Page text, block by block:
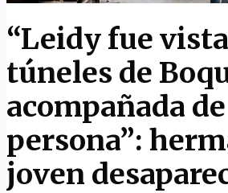
“Leidy fue
túneles de
acompañada
persona”:
joven